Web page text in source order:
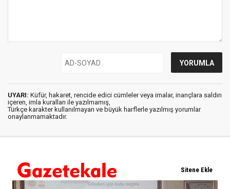
UYARI: Küfür, hakaret, rencide edici cümleler veya imalar, inançlara saldırı
içeren, imla kuralları ile yazılmamış,
Türkçe karakter kullanılmayan ve büyük harflerle yazılmış yorumlar
onaylanmamaktadır.